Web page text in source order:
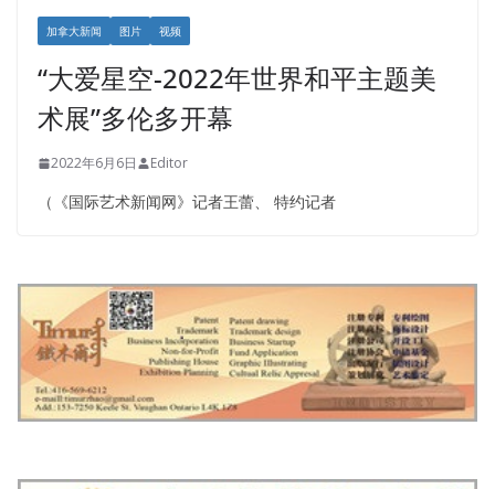
加拿大新闻 图片 视频
“大爱星空-2022年世界和平主题美
术展”多伦多开幕
2022年6月6日 Editor
（《国际艺术新闻网》记者王蕾、 特约记者